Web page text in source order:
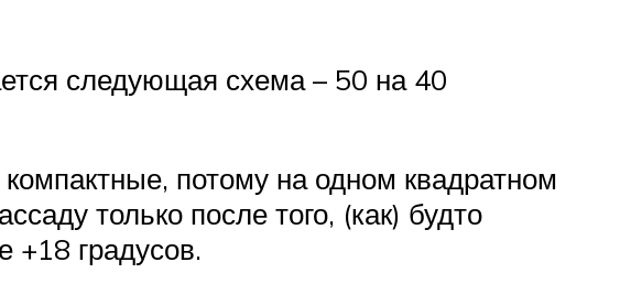
следующая схема – 50 на 40
потому на одном квадратном
только после того, (как) будто
+18 градусов.